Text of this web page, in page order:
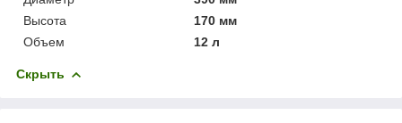
Высота
170 мм
Объем
12 л
Скрыть